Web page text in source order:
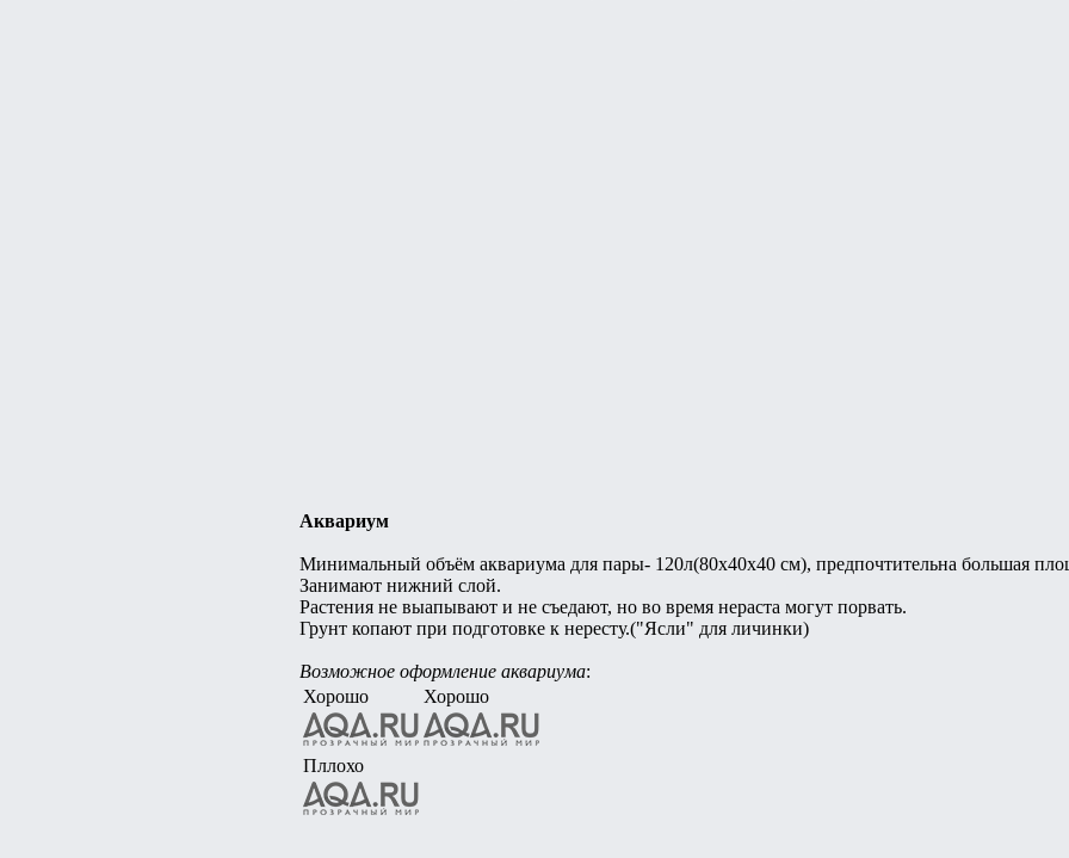
Аквариум
Минимальный объём аквариума для пары- 120л(80х40х40 см), предпочтительна большая
Занимают нижний слой.
Растения не выапывают и не съедают, но во время нераста могут порвать.
Грунт копают при подготовке к нересту.("Ясли" для личинки)
Возможное оформление аквариума:
Хорошо
Хорошо
Пллохо